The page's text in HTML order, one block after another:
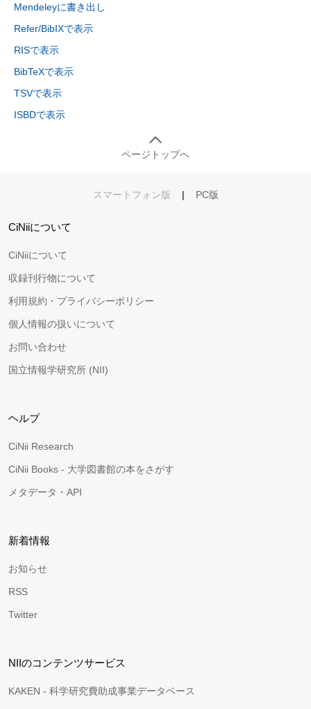
Mendeleyに書き出し
Refer/BibIXで表示
RISで表示
BibTeXで表示
TSVで表示
ISBDで表示
ページトップへ
スマートフォン版 | PC版
CiNiiについて
CiNiiについて
収録刊行物について
利用規約・プライバシーポリシー
個人情報の扱いについて
お問い合わせ
国立情報学研究所 (NII)
ヘルプ
CiNii Research
CiNii Books - 大学図書館の本をさがす
メタデータ・API
新着情報
お知らせ
RSS
Twitter
NIIのコンテンツサービス
KAKEN - 科学研究費助成事業データベース